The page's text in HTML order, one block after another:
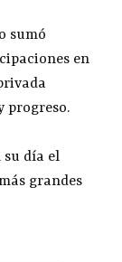
sumó
en
progreso.
su día el
grandes